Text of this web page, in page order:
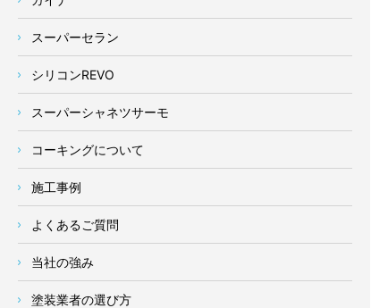
スーパーセラン
シリコンREVO
スーパーシャネツサーモ
コーキングについて
施工事例
よくあるご質問
当社の強み
塗装業者の選び方